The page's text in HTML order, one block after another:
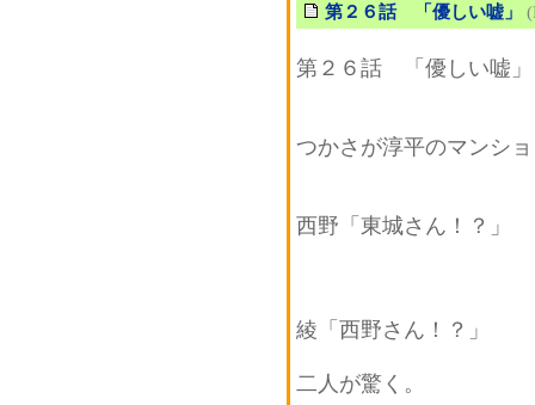
第２６話 「優しい嘘」
第２６話 「優しい嘘」
つかさが淳平のマンシ
西野「東城さん！？」
綾「西野さん！？」
二人が驚く。